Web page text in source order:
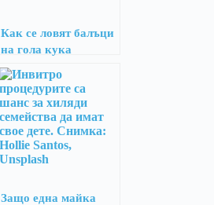
Как се ловят балъци
на гола кука
Защо една майка